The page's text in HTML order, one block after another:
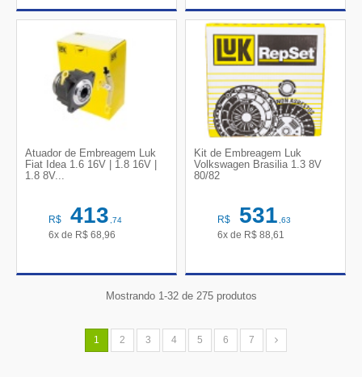
Atuador de Embreagem Luk
Fiat Idea 1.6 16V | 1.8 16V |
1.8 8V...
R$ 413,74
6x de R$ 68,96
Kit de Embreagem Luk
Volkswagen Brasilia 1.3 8V
80/82
R$ 531,63
6x de R$ 88,61
Mostrando 1-32 de 275 produtos
1 2 3 4 5 6 7